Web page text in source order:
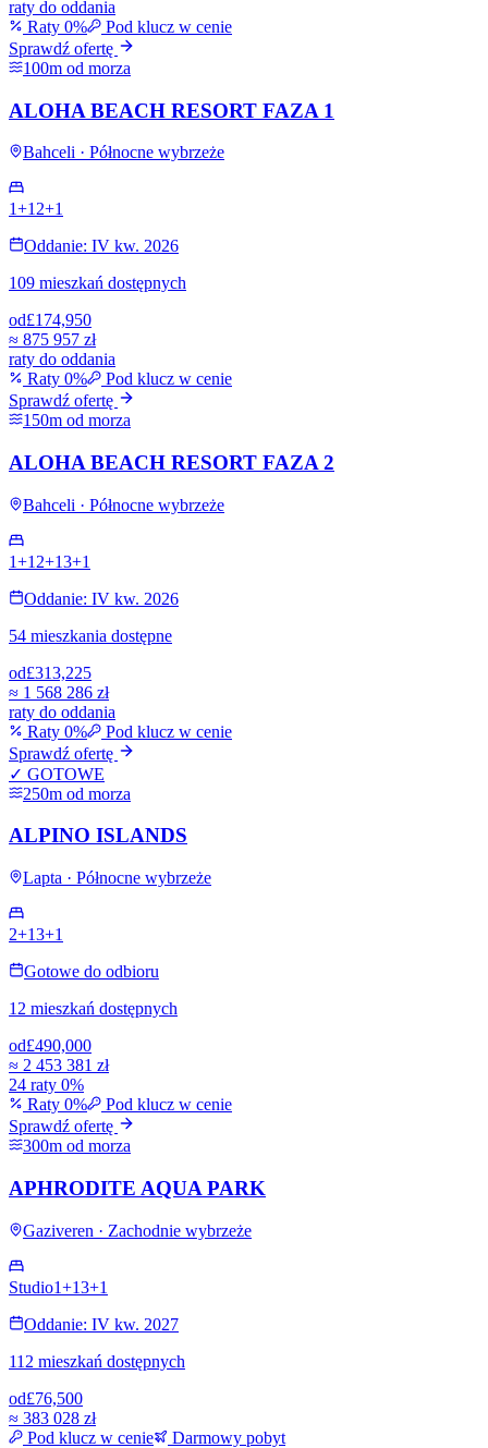
raty do oddania
Raty 0%
Pod klucz w cenie
Sprawdź ofertę
100m od morza
ALOHA BEACH RESORT FAZA 1
Bahceli · Północne wybrzeże
1+1 2+1
Oddanie: IV kw. 2026
109 mieszkań dostępnych
od£174,950
≈ 875 957 zł
raty do oddania
Raty 0%
Pod klucz w cenie
Sprawdź ofertę
150m od morza
ALOHA BEACH RESORT FAZA 2
Bahceli · Północne wybrzeże
1+1 2+13+1
Oddanie: IV kw. 2026
54 mieszkania dostępne
od£313,225
≈ 1 568 286 zł
raty do oddania
Raty 0%
Pod klucz w cenie
Sprawdź ofertę
✓ GOTOWE
250m od morza
ALPINO ISLANDS
Lapta · Północne wybrzeże
2+13+1
Gotowe do odbioru
12 mieszkań dostępnych
od£490,000
≈ 2 453 381 zł
24 raty 0%
Raty 0%
Pod klucz w cenie
Sprawdź ofertę
300m od morza
APHRODITE AQUA PARK
Gaziveren · Zachodnie wybrzeże
Studio1+13+1
Oddanie: IV kw. 2027
112 mieszkań dostępnych
od£76,500
≈ 383 028 zł
Pod klucz w cenie
Darmowy pobyt